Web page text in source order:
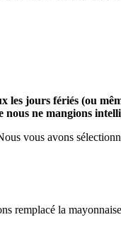
jours fériés (ou
ne mangions
vous avons
remplacé la